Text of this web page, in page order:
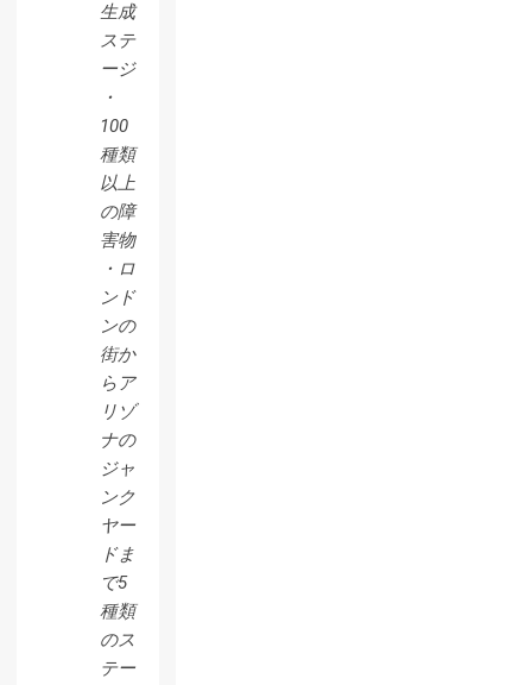
生成
ステ
ージ
・
100
種類
以上
の障
害物
・ロ
ンド
ンの
街か
らア
リゾ
ナの
ジャ
ンク
ヤー
ドま
で5
種類
のス
テー